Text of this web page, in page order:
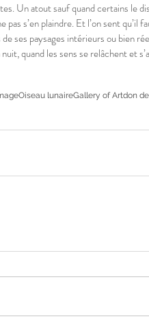
Un atout sauf quand certains le
s’en plaindre. Et l’on sent qu’il
ses paysages intérieurs ou bien
quand les sens se relâchent et
Oiseau lunaireGallery of Artdon